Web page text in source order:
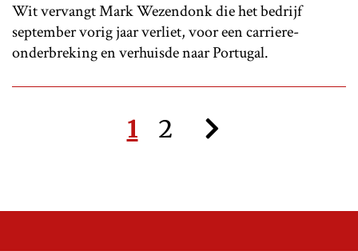
Wit vervangt Mark Wezendonk die het bedrijf
september vorig jaar verliet, voor een carriere-
onderbreking en verhuisde naar Portugal.
1 2